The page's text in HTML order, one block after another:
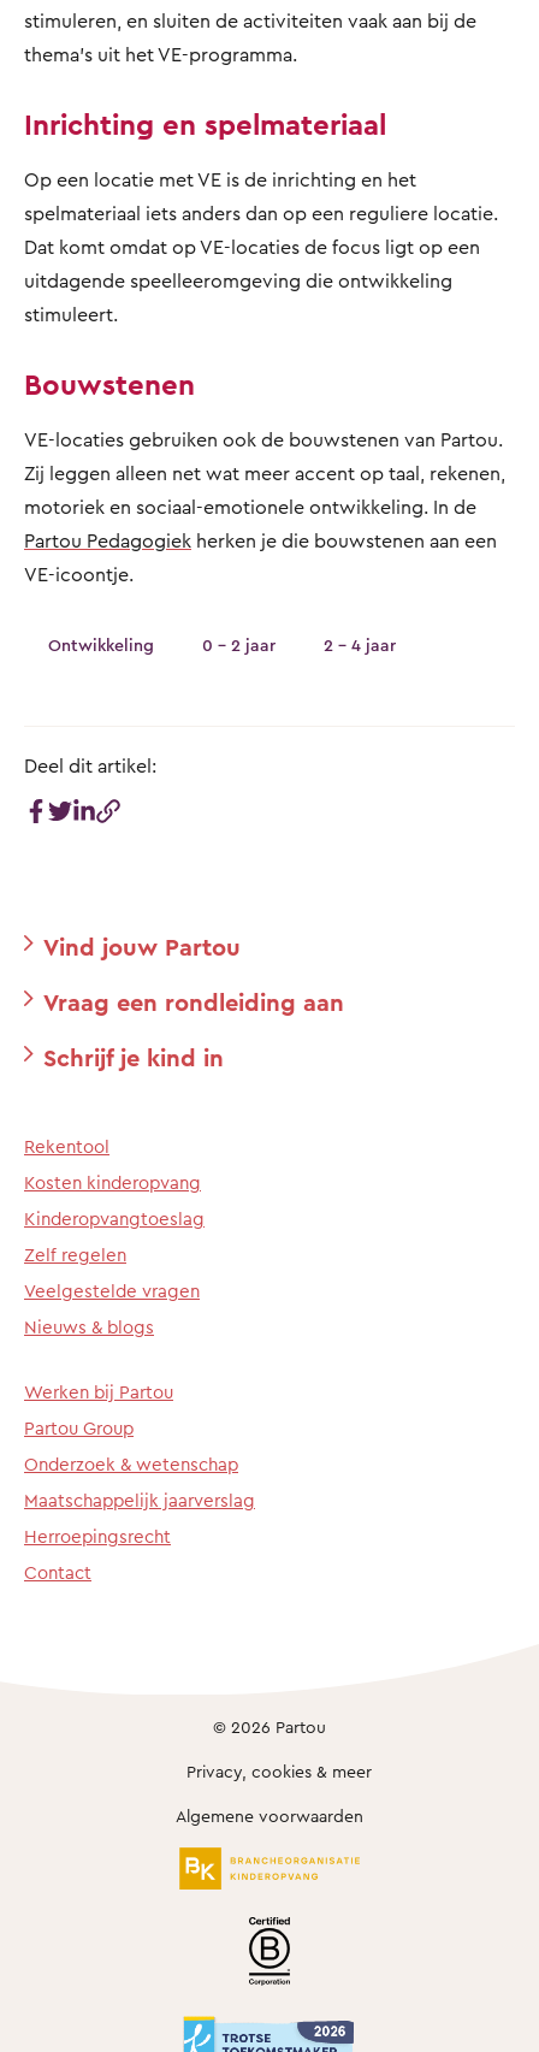
stimuleren, en sluiten de activiteiten vaak aan bij de
thema's uit het VE-programma.
Inrichting en spelmateriaal
Op een locatie met VE is de inrichting en het
spelmateriaal iets anders dan op een reguliere locatie.
Dat komt omdat op VE-locaties de focus ligt op een
uitdagende speelleeromgeving die ontwikkeling
stimuleert.
Bouwstenen
VE-locaties gebruiken ook de bouwstenen van Partou.
Zij leggen alleen net wat meer accent op taal, rekenen,
motoriek en sociaal-emotionele ontwikkeling. In de
Partou Pedagogiek herken je die bouwstenen aan een
VE-icoontje.
Ontwikkeling 0 - 2 jaar 2 - 4 jaar
Deel dit artikel:
Vind jouw Partou
Vraag een rondleiding aan
Schrijf je kind in
Rekentool
Kosten kinderopvang
Kinderopvangtoeslag
Zelf regelen
Veelgestelde vragen
Nieuws & blogs
Werken bij Partou
Partou Group
Onderzoek & wetenschap
Maatschappelijk jaarverslag
Herroepingsrecht
Contact
© 2026 Partou
Privacy, cookies & meer
Algemene voorwaarden